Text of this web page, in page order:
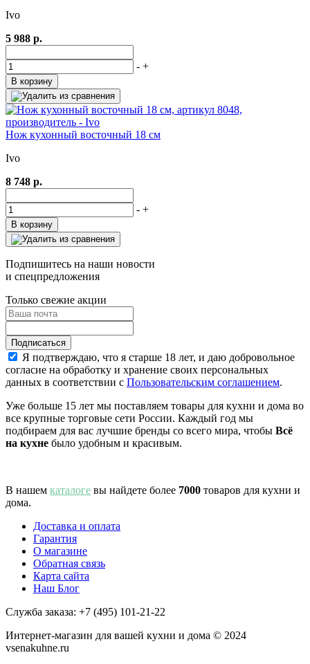
Ivo
5 988 р.
- +
В корзину
Нож кухонный восточный 18 см
Ivo
8 748 р.
- +
В корзину
Подпишитесь на наши новости
и спецпредложения
Только свежие акции
Я подтверждаю, что я старше 18 лет, и даю добровольное
согласие на обработку и хранение своих персональных
данных в соответствии с Пользовательским соглашением.
Уже больше 15 лет мы поставляем товары для кухни и дома во
все крупные торговые сети России. Каждый год мы
подбираем для вас лучшие бренды со всего мира, чтобы Всё
на кухне было удобным и красивым.
В нашем каталоге вы найдете более 7000 товаров для кухни и
дома.
Доставка и оплата
Гарантия
О магазине
Обратная связь
Карта сайта
Наш Блог
Служба заказа: +7 (495) 101-21-22
Интернет-магазин для вашей кухни и дома © 2024
vsenakuhne.ru